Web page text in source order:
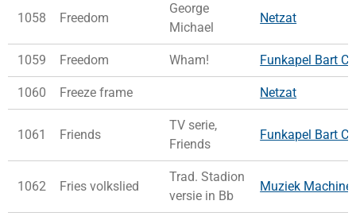
1058 Freedom
George
Michael
Netzat
1059 Freedom Wham! Funkapel Bart
1060 Freeze frame Netzat
1061 Friends
TV serie,
Friends
Funkapel Bart
1062 Fries volkslied
Trad. Stadion
versie in Bb
Muziek Machine